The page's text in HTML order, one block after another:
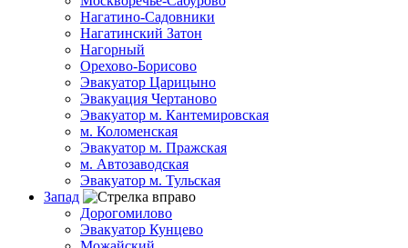
Нагатино-Садовники
Нагатинский Затон
Нагорный
Орехово-Борисово
Эвакуатор Царицыно
Эвакуация Чертаново
Эвакуатор м. Кантемировская
м. Коломенская
Эвакуатор м. Пражская
м. Автозаводская
Эвакуатор м. Тульская
Запад
Дорогомилово
Эвакуатор Кунцево